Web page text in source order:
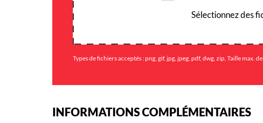
Sélectionnez des
Types de fichiers acceptés : png, gif, jpg, jpeg, pdf, dwg, zip, Taille max.
INFORMATIONS COMPLÉMENTAIRES